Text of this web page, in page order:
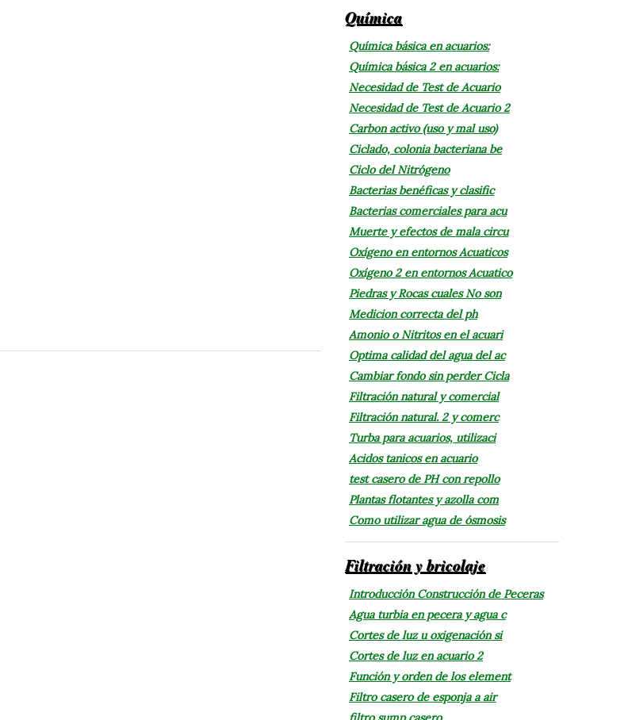
Química
Química básica en acuarios:
Química básica 2 en acuarios:
Necesidad de Test de Acuario
Necesidad de Test de Acuario 2
Carbon activo (uso y mal uso)
Ciclado, colonia bacteriana be
Ciclo del Nitrógeno
Bacterias benéficas y clasific
Bacterias comerciales para acu
Muerte y efectos de mala circu
Oxígeno en entornos Acuaticos
Oxígeno 2 en entornos Acuatico
Piedras y Rocas cuales No son
Medicion correcta del ph
Amonio o Nitritos en el acuari
Optima calidad del agua del ac
Cambiar fondo sin perder Cicla
Filtración natural y comercial
Filtración natural. 2 y comerc
Turba para acuarios, utilizaci
Acidos tanicos en acuario
test casero de PH con repollo
Plantas flotantes y azolla com
Como utilizar agua de ósmosis
Filtración y bricolaje
Introducción Construcción de Peceras
Agua turbia en pecera y agua c
Cortes de luz u oxigenación si
Cortes de luz en acuario 2
Función y orden de los element
Filtro casero de esponja a air